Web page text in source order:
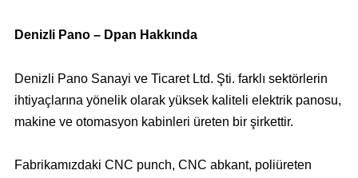
Denizli Pano – Dpan Hakkında
Denizli Pano Sanayi ve Ticaret Ltd. Şti. farklı sektörlerin
ihtiyaçlarına yönelik olarak yüksek kaliteli elektrik panosu,
makine ve otomasyon kabinleri üreten bir şirkettir.
Fabrikamızdaki CNC punch, CNC abkant, poliüreten